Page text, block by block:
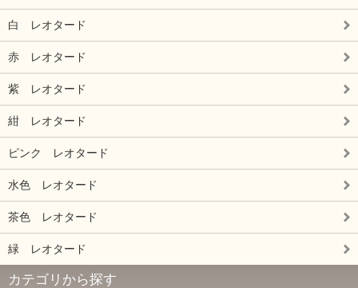
白 レオタード
赤 レオタード
紫 レオタード
紺 レオタード
ピンク レオタード
水色 レオタード
茶色 レオタード
緑 レオタード
カテゴリから探す